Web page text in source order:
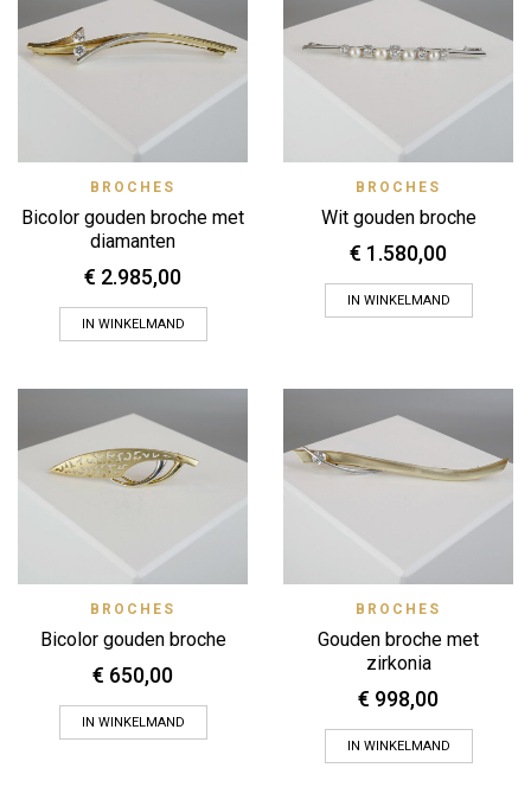
BROCHES
Bicolor gouden broche met
diamanten
€ 2.985,00
IN WINKELMAND
BROCHES
Wit gouden broche
€ 1.580,00
IN WINKELMAND
BROCHES
Bicolor gouden broche
€ 650,00
IN WINKELMAND
BROCHES
Gouden broche met
zirkonia
€ 998,00
IN WINKELMAND